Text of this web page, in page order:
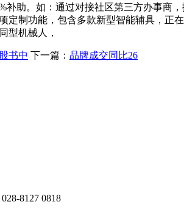
补助。如：通过对接社区第三方办事商
定制功能，包含多款新型智能辅具，正
型机械人，
书中 下一篇： 品牌成交同比26
028-8127 0818